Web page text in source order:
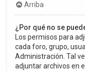
Arriba
¿Por qué no se
Los permisos para
cada foro, grupo,
Administración. Tal
adjuntar archivos en